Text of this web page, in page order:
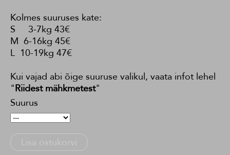
Kolmes suuruses kate:
S 3-7kg 43€
M 6-16kg 45€
L 10-19kg 47€
Kui vajad abi õige suuruse valikul, vaata infot lehel
"Riidest mähkmetest"
Suurus
Lisa ostukorvi